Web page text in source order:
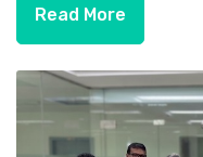
Read More